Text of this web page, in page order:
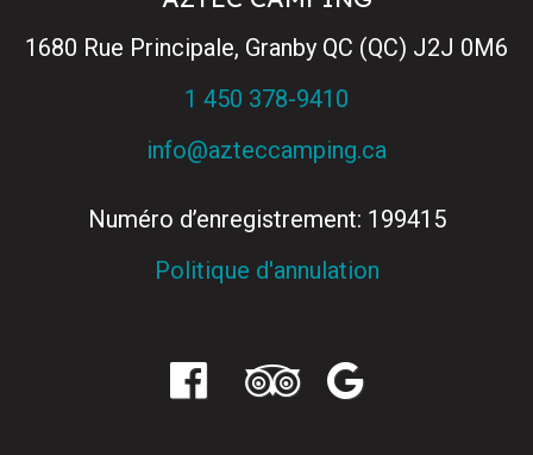
1680 Rue Principale, Granby QC (QC) J2J 0M6
1 450 378-9410
info@azteccamping.ca
Numéro d’enregistrement: 199415
Politique d'annulation